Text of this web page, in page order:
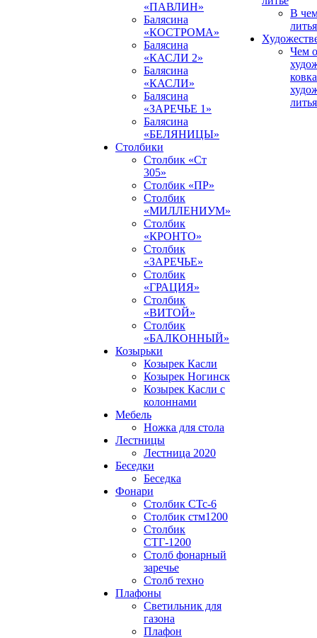
«ПАВЛИН»
Балясина
«КОСТРОМА»
Балясина
«КАСЛИ 2»
Балясина
«КАСЛИ»
Балясина
«ЗАРЕЧЬЕ 1»
Балясина
«БЕЛЯНИЦЫ»
Столбики
Столбик «Ст
305»
Столбик «ПР»
Столбик
«МИЛЛЕНИУМ»
Столбик
«КРОНТО»
Столбик
«ЗАРЕЧЬЕ»
Столбик
«ГРАЦИЯ»
Столбик
«ВИТОЙ»
Столбик
«БАЛКОННЫЙ»
Козырьки
Козырек Касли
Козырек Ногинск
Козырек Касли с
колоннами
Мебель
Ножка для стола
Лестницы
Лестница 2020
Беседки
Беседка
Фонари
Столбик СТс-6
Столбик стм1200
Столбик
СТГ-1200
Столб фонарный
заречье
Столб техно
Плафоны
Светильник для
газона
Плафон
В
Чем